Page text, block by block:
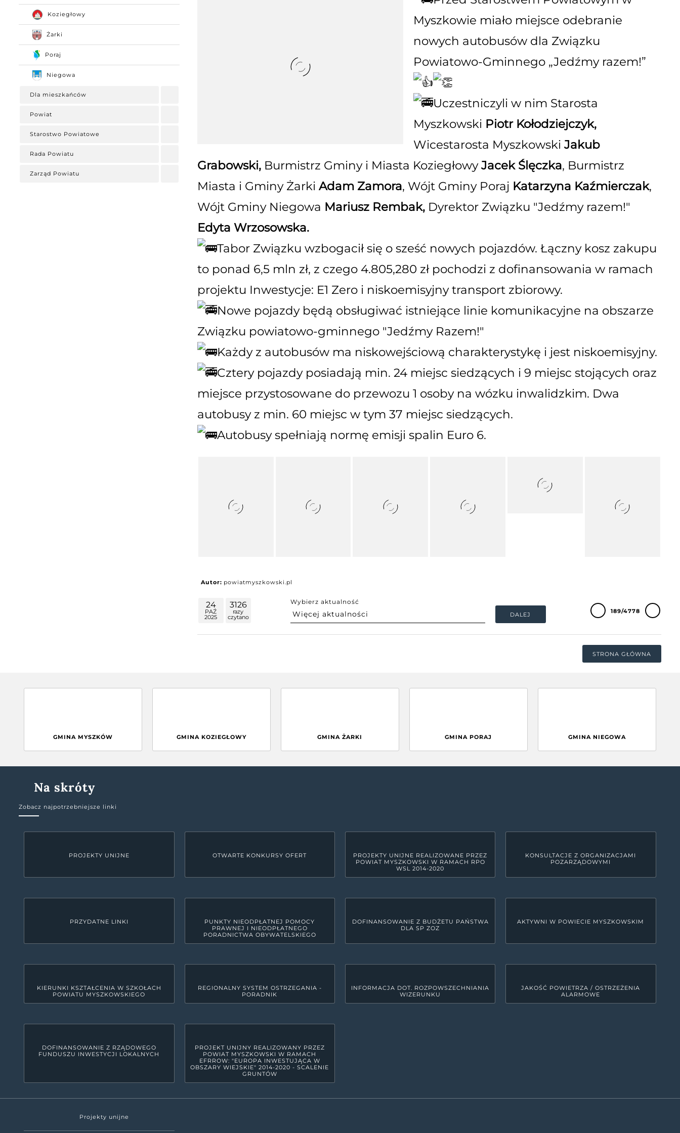
Koziegłowy
Żarki
Poraj
Niegowa
Dla mieszkańców
Powiat
Starostwo Powiatowe
Rada Powiatu
Zarząd Powiatu
Myszkowie miało miejsce odebranie
nowych autobusów dla Związku
Powiatowo-Gminnego „Jedźmy razem!”
Uczestniczyli w nim Starosta
Myszkowski Piotr Kołodziejczyk,
Wicestarosta MyszkowskiJakub
Grabowski,Burmistrz Gminy i Miasta KoziegłowyJacek Ślęczka, Burmistrz
Miasta i Gminy Żarki Adam Zamora, Wójt Gminy Poraj Katarzyna Kaźmierczak,
Wójt Gminy Niegowa Mariusz Rembak,Dyrektor Związku "Jedźmy razem!"
Edyta Wrzosowska.
Tabor Związku wzbogacił się o sześć nowych pojazdów. Łączny kosz zakupu
to ponad 6,5 mln zł, z czego 4.805,280 zł pochodzi z dofinansowania w ramach
projektu Inwestycje: E1 Zero i niskoemisyjny transport zbiorowy.
Nowe pojazdy będą obsługiwać istniejące linie komunikacyjne na obszarze
Związku powiatowo-gminnego "Jedźmy Razem!"
Każdy z autobusów ma niskowejściową charakterystykę i jest niskoemisyjny.
Cztery pojazdy posiadają min. 24 miejsc siedzących i 9 miejsc stojących oraz
miejsce przystosowane do przewozu 1 osoby na wózku inwalidzkim. Dwa
autobusy z min. 60 miejsc w tym 37 miejsc siedzących.
Autobusy spełniają normę emisji spalin Euro 6.
Autor: powiatmyszkowski.pl
24
PAŹ
2025
3126
razy
czytano
Wybierz aktualność
DALEJ 189/4778
STRONA GŁÓWNA
GMINA MYSZKÓW GMINA KOZIEGŁOWY GMINA ŻARKI GMINA PORAJ GMINA NIEGOWA
Na skróty
Zobacz najpotrzebniejsze linki
PROJEKTY UNIJNE OTWARTE KONKURSY OFERT
PROJEKTY UNIJNE REALIZOWANE PRZEZ
POWIAT MYSZKOWSKI W RAMACH RPO
WSL 2014-2020
KONSULTACJE Z ORGANIZACJAMI
POZARZĄDOWYMI
PRZYDATNE LINKI
PUNKTY NIEODPŁATNEJ POMOCY
PRAWNEJ I NIEODPŁATNEGO
PORADNICTWA OBYWATELSKIEGO
DOFINANSOWANIE Z BUDŻETU PAŃSTWA
DLA SP ZOZ
AKTYWNI W POWIECIE MYSZKOWSKIM
KIERUNKI KSZTAŁCENIA W SZKOŁACH
POWIATU MYSZKOWSKIEGO
REGIONALNY SYSTEM OSTRZEGANIA -
PORADNIK
INFORMACJA DOT. ROZPOWSZECHNIANIA
WIZERUNKU
JAKOŚĆ POWIETRZA / OSTRZEŻENIA
ALARMOWE
DOFINANSOWANIE Z RZĄDOWEGO
FUNDUSZU INWESTYCJI LOKALNYCH
PROJEKT UNIJNY REALIZOWANY PRZEZ
POWIAT MYSZKOWSKI W RAMACH
EFRROW: "EUROPA INWESTUJĄCA W
OBSZARY WIEJSKIE" 2014-2020 - SCALENIE
GRUNTÓW
Projekty unijne
KONTAKT
woj. śląskie, pow. myszkowski
GODZINY PRACY URZĘDU LINKI SYSTEMOWE
znajduje się w granicach parku krajobrazowego Orlich Gniazd spowodowały dość powszechne zaliczanie go do terenów jurajskich, bardzo atrakcyjnych pod względem